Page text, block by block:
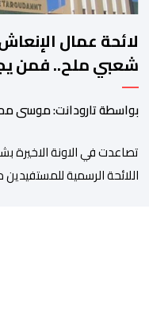
لائحة عمال
شعبي ملح.. فمن
بواسطة تارودانت: موسى
تصاعدت في الاونة الاخيرة
اللائحة الرسمية